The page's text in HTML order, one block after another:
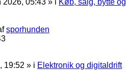
sporhunden
19:52 » i Elektronik og digitaldrift